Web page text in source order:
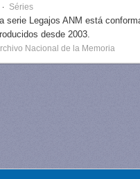
Séries
serie Legajos ANM está
desde 2003.
Nacional de la Memoria